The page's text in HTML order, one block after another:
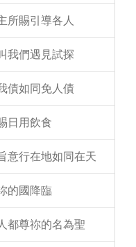
所賜引導各人
我們遇見試探
債如同免人債
日用飲食
意行在地如同在天
的國降臨
都尊祢的名為聖